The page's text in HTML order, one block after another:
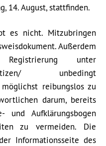
14. August, stattfinden.
es nicht. Mitzubringen
Außerdem
unter
citizen/ unbedingt
reibungslos zu
darum, bereits
und Aufklärungsbogen
zu vermeiden. Die
Informationsseite des